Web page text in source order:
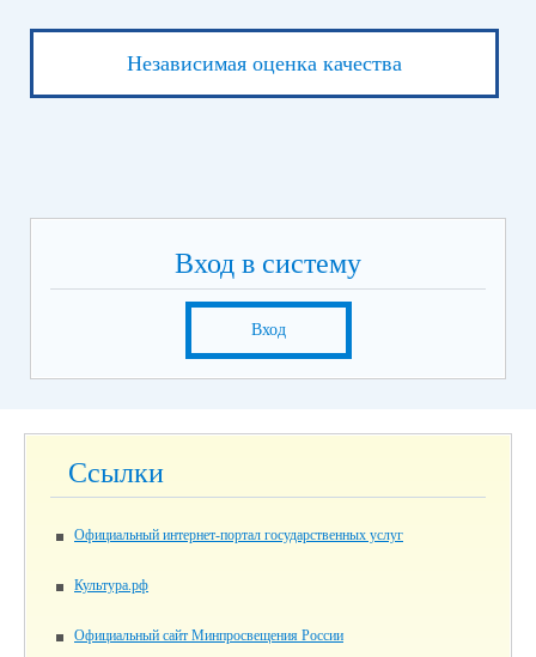
Независимая оценка качества
Вход в систему
Вход
Ссылки
Официальный интернет-портал государственных услуг
Культура.рф
Официальный сайт Минпросвещения России